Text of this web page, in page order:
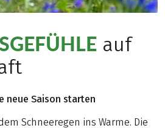
auf
neue Saison starten
Schneeregen ins Warme. Die